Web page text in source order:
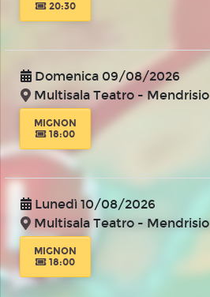
20:30
Domenica 09/08/2026
Multisala Teatro - Mendrisio
MIGNON
18:00
Lunedì 10/08/2026
Multisala Teatro - Mendrisio
MIGNON
18:00